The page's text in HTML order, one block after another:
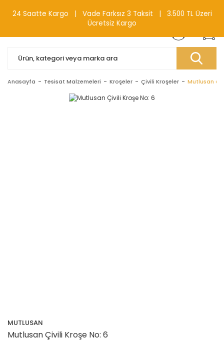
0(212) 240 87 88
Anasayfa Tesisat Malzemeleri Kroşeler Çivili Kroşeler Mutlusan
MUTLUSAN
Mutlusan Çivili Kroşe No: 6
24 Saatte Kargo | Vade Farksız 3 Taksit | 3.500 TL Üzeri
Ücretsiz Kargo